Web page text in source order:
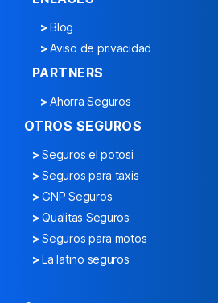
> Blog
> Aviso de privacidad
PARTNERS
> Ahorra Seguros
OTROS SEGUROS
> Seguros el potosi
> Seguros para taxis
> GNP Seguros
> Qualitas Seguros
> Seguros para motos
> La latino seguros